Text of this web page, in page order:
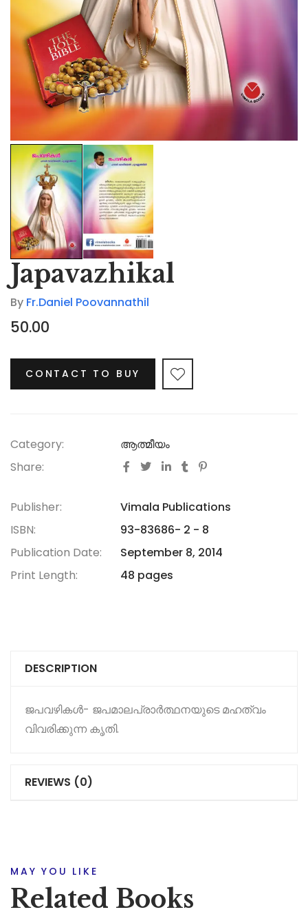
Japavazhikal
By Fr.Daniel Poovannathil
50.00
CONTACT TO BUY
Category:
ആത്മീയം
Share:
Publisher:
Vimala Publications
ISBN:
93-83686- 2 - 8
Publication Date:
September 8, 2014
Print Length:
48 pages
DESCRIPTION
ജപവഴികള്‍- ജപമാലപ്രാര്‍ത്ഥനയുടെ മഹത്വം
വിവരിക്കുന്ന കൃതി.
REVIEWS (0)
MAY YOU LIKE
Related Books